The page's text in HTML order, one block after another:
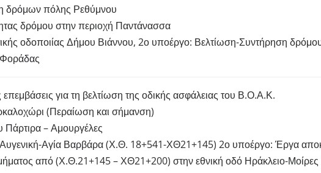
δρόμων πόλης Ρεθύμνου
δρόμου στην περιοχή Παντάνασσα
οδοποιίας Δήμου Βιάννου, 2ο υποέργο: Βελτίωση-Συντήρηση
για τη βελτίωση της οδικής ασφάλειας του Β.Ο.Α.Κ.
(Περαίωση και σήμανση)
– Αμουργέλες
Αγία Βαρβάρα (Χ.Θ. 18+541-ΧΘ21+145) 2ο υποέργο: Έργα
από (Χ.Θ.21+145 – ΧΘ21+200) στην εθνική οδό Ηράκλειο-Μοίρες